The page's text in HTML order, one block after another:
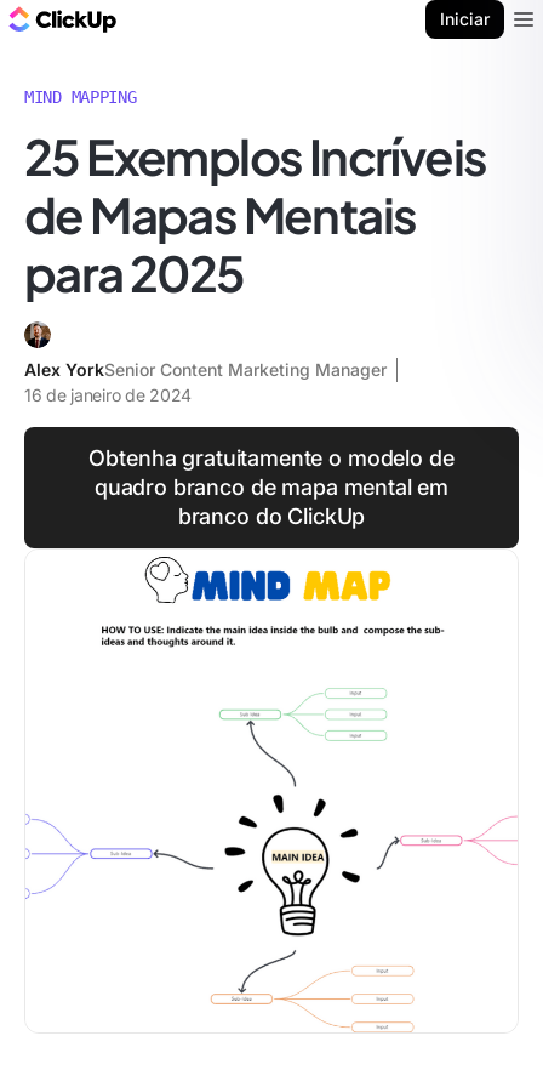
Iniciar
MIND MAPPING
25 Exemplos Incríveis
de Mapas Mentais
para 2025
Alex YorkSenior Content Marketing Manager
16 de janeiro de 2024
Obtenha gratuitamente o modelo de
quadro branco de mapa mental em
branco do ClickUp